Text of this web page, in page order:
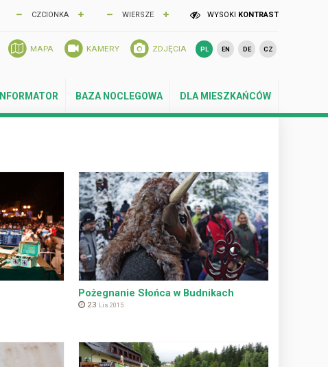
CZCIONKA WIERSZE WYSOKI KONTRAST
MAPA KAMERY ZDJĘCIA PL EN DE CZ
INFORMATOR BAZA NOCLEGOWA DLA MIESZKAŃCÓW
Pożegnanie Słońca w Budnikach
23 Lis 2015